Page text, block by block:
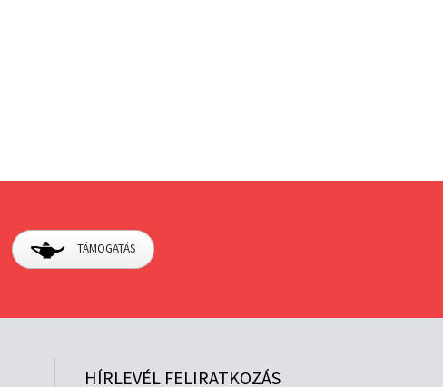
TÁMOGATÁS
HÍRLEVÉL FELIRATKOZÁS